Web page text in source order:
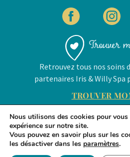
Trouver
Retrouvez tous nos soins
partenaires Iris & Willy Spa
TROUVER
Mentions légales
Iris & Willy SPA
Nous utilisons des cookies pour
expérience sur notre site.
Vous pouvez en savoir plus sur les
les désactiver dans les paramètres.